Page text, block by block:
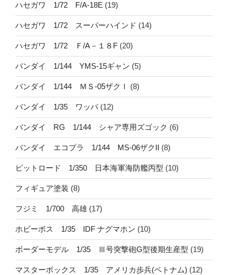
ハセガワ 1/72 F/A-18E (19)
ハセガワ 1/72 スーパーハインド (14)
ハセガワ 1/72 Ｆ/A－１８F (20)
バンダイ 1/144 YMS-15ギャン (5)
バンダイ 1/144 ＭＳ-05ザクⅠ (8)
バンダイ 1/35 ワッパ(12)
バンダイ RG 1/144 シャア専用ズゴック (6)
バンダイ エコプラ 1/144 MS-06ザクII (8)
ピットロード 1/350 日本海軍海防艦丙型 (10)
フィギュア塗装 (8)
フジミ 1/700 高雄 (17)
ホビーボス 1/35 IDF ナグマホン (10)
ボーダーモデル 1/35 Ⅲ号突撃砲G型後期生産型 (19)
マスターボックス 1/35 アメリカ歩兵(ベトナム) (12)